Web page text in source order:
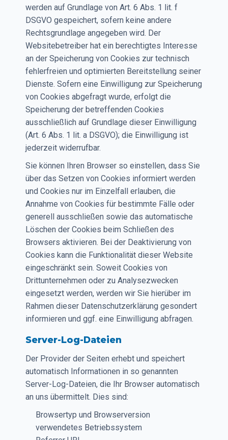
werden auf Grundlage von Art. 6 Abs. 1 lit. f
DSGVO gespeichert, sofern keine andere
Rechtsgrundlage angegeben wird. Der
Websitebetreiber hat ein berechtigtes Interesse
an der Speicherung von Cookies zur technisch
fehlerfreien und optimierten Bereitstellung seiner
Dienste. Sofern eine Einwilligung zur Speicherung
von Cookies abgefragt wurde, erfolgt die
Speicherung der betreffenden Cookies
ausschließlich auf Grundlage dieser Einwilligung
(Art. 6 Abs. 1 lit. a DSGVO); die Einwilligung ist
jederzeit widerrufbar.
Sie können Ihren Browser so einstellen, dass Sie
über das Setzen von Cookies informiert werden
und Cookies nur im Einzelfall erlauben, die
Annahme von Cookies für bestimmte Fälle oder
generell ausschließen sowie das automatische
Löschen der Cookies beim Schließen des
Browsers aktivieren. Bei der Deaktivierung von
Cookies kann die Funktionalität dieser Website
eingeschränkt sein. Soweit Cookies von
Drittunternehmen oder zu Analysezwecken
eingesetzt werden, werden wir Sie hierüber im
Rahmen dieser Datenschutzerklärung gesondert
informieren und ggf. eine Einwilligung abfragen.
Server-Log-Dateien
Der Provider der Seiten erhebt und speichert
automatisch Informationen in so genannten
Server-Log-Dateien, die Ihr Browser automatisch
an uns übermittelt. Dies sind:
Browsertyp und Browserversion
verwendetes Betriebssystem